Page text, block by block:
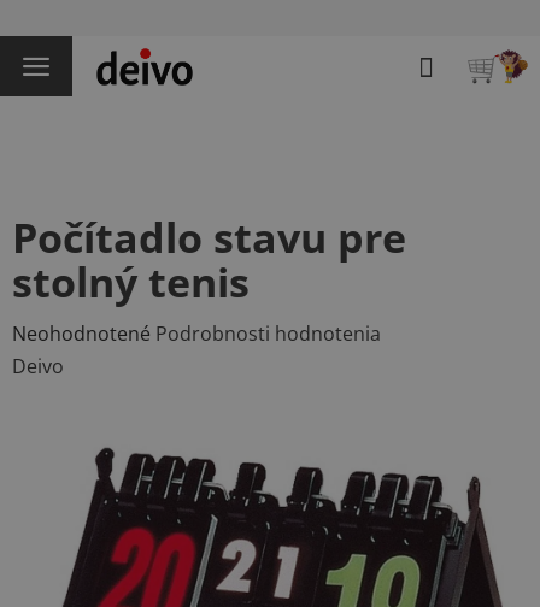
na
obsah
Hľadať
Počítadlo stavu pre
stolný tenis
Priemerné
hodnotenie
hviezdičiek.
Neohodnotené Podrobnosti hodnotenia
Deivo